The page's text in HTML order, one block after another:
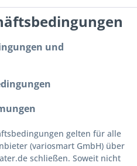
und
gelten für alle
(variosmart GmbH) über
schließen. Soweit nicht